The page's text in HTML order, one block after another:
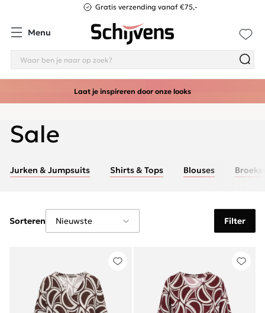
Gratis verzending vanaf €75,-
Menu
Laat je inspireren door onze looks
Sale
Jurken & Jumpsuits Shirts & Tops Blouses
Filter
Sorteren